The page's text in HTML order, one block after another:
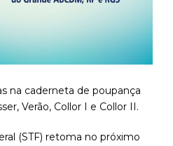
na caderneta de poupança
Verão, Collor I e Collor II.
(STF) retoma no próximo